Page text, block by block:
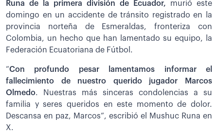
Runa de la primera división de Ecuador, murió este
domingo en un accidente de tránsito registrado en la
provincia norteña de Esmeraldas, fronteriza con
Colombia, un hecho que han lamentado su equipo, la
Federación Ecuatoriana de Fútbol.
“Con profundo pesar lamentamos informar el
fallecimiento de nuestro querido jugador Marcos
Olmedo. Nuestras más sinceras condolencias a su
familia y seres queridos en este momento de dolor.
Descansa en paz, Marcos”, escribió el Mushuc Runa en
X.